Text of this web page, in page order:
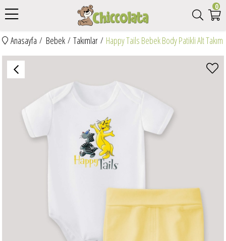
0
Anasayfa Bebek Takımlar Happy Tails Bebek Body Patikli Alt Takım